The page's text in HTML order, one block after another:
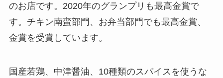
のお店です。2020年のグランプリも最高金賞で
す。チキン南蛮部門、お弁当部門でも最高金賞、
金賞を受賞しています。
国産若鶏、中津醤油、10種類のスパイスを使うな